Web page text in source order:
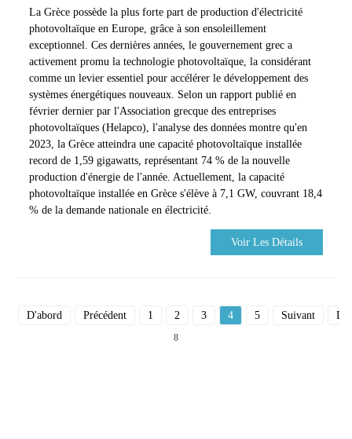
La Grèce possède la plus forte part de production d'électricité
photovoltaïque en Europe, grâce à son ensoleillement
exceptionnel. Ces dernières années, le gouvernement grec a
activement promu la technologie photovoltaïque, la considérant
comme un levier essentiel pour accélérer le développement des
systèmes énergétiques nouveaux. Selon un rapport publié en
février dernier par l'Association grecque des entreprises
photovoltaïques (Helapco), l'analyse des données montre qu'en
2023, la Grèce atteindra une capacité photovoltaïque installée
record de 1,59 gigawatts, représentant 74 % de la nouvelle
production d'énergie de l'année. Actuellement, la capacité
photovoltaïque installée en Grèce s'élève à 7,1 GW, couvrant 18,4
% de la demande nationale en électricité.
Voir Les Détails
D'abord Précédent 1 2 3 4 5 Suivant
8